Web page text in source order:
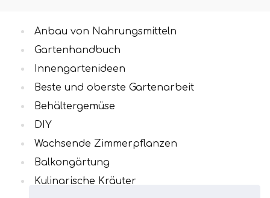
Anbau von Nahrungsmitteln
Gartenhandbuch
Innengartenideen
Beste und oberste Gartenarbeit
Behältergemüse
DIY
Wachsende Zimmerpflanzen
Balkongärtung
Kulinarische Kräuter